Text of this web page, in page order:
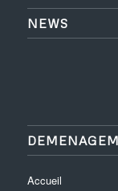
NEWS
Accueil